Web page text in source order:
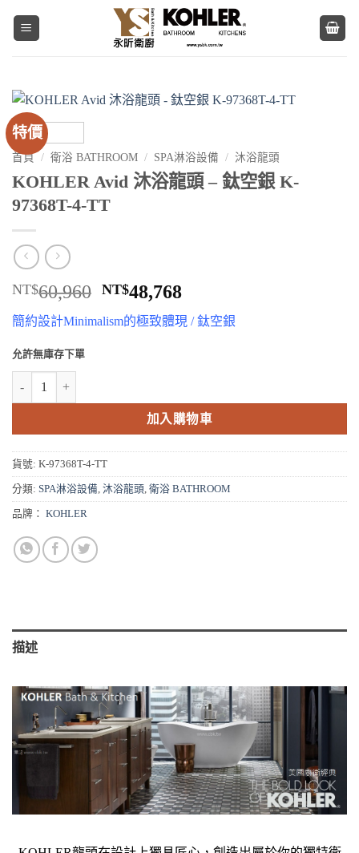
特價
首頁 / 衛浴 BATHROOM / SPA淋浴設備 / 沐浴龍頭
KOHLER Avid 沐浴龍頭 – 鈦空銀 K-
97368T-4-TT
NT$60,960 原
價
NT$48,768目
前
價
簡約設計Minimalism的極致體現 / 鈦空銀
允許無庫存下單
加入購物車
貨號: K-97368T-4-TT
分類: SPA淋浴設備 沐浴龍頭 衛浴 BATHROOM
品牌： KOHLER
描述